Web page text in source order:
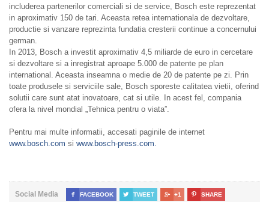
includerea partenerilor comerciali si de service, Bosch este reprezentat
in aproximativ 150 de tari. Aceasta retea internationala de dezvoltare,
productie si vanzare reprezinta fundatia cresterii continue a concernului
german.
In 2013, Bosch a investit aproximativ 4,5 miliarde de euro in cercetare
si dezvoltare si a inregistrat aproape 5.000 de patente pe plan
international. Aceasta inseamna o medie de 20 de patente pe zi. Prin
toate produsele si serviciile sale, Bosch sporeste calitatea vietii, oferind
solutii care sunt atat inovatoare, cat si utile. In acest fel, compania
ofera la nivel mondial „Tehnica pentru o viata”.
Pentru mai multe informatii, accesati paginile de internet
www.bosch.com si www.bosch-press.com.
Social Media  FACEBOOK  TWEET  +1  SHARE